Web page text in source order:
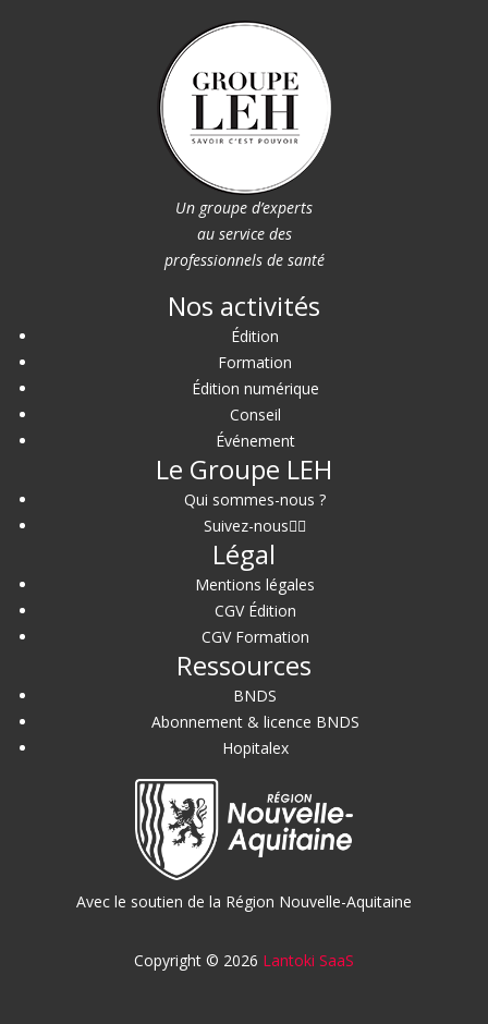
Un groupe d’experts
au service des
professionnels de santé
Nos activités
Édition
Formation
Édition numérique
Conseil
Événement
Le Groupe LEH
Qui sommes-nous ?
Suivez-nous
Légal
Mentions légales
CGV Édition
CGV Formation
Ressources
BNDS
Abonnement & licence BNDS
Hopitalex
Avec le soutien de la Région Nouvelle-Aquitaine
Copyright © 2026 Lantoki SaaS